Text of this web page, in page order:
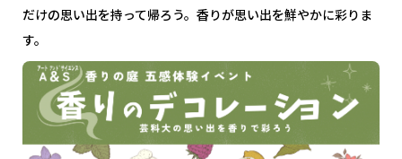
だけの思い出を持って帰ろう。香りが思い出を鮮やかに彩りま
す。